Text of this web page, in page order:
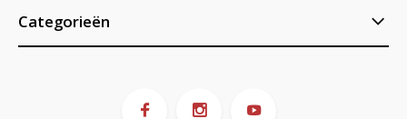
Categorieën